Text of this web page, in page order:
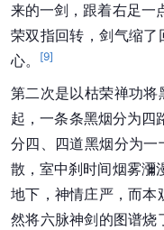
来的一剑，跟着右足一
荣双指回转，剑气缩了
心。
[9]
第二次是以枯荣禅功
起，一条条黑烟分为四
分四、四道黑烟分为
散，室中刹时间烟雾瀰
地下，神情庄严，而本
然将六脉神剑的图谱烧